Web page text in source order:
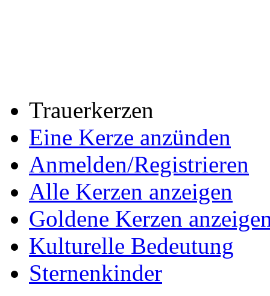
Trauerkerzen
Eine Kerze anzünden
Anmelden/Registrieren
Alle Kerzen anzeigen
Goldene Kerzen
Kulturelle Bedeutung
Sternenkinder